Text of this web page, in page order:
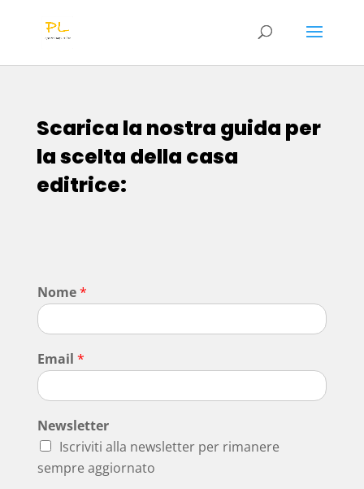
Scarica la nostra guida per
la scelta della casa
editrice:
Nome*
Email *
Newsletter
Iscriviti alla newsletter per rimanere
sempre aggiornato